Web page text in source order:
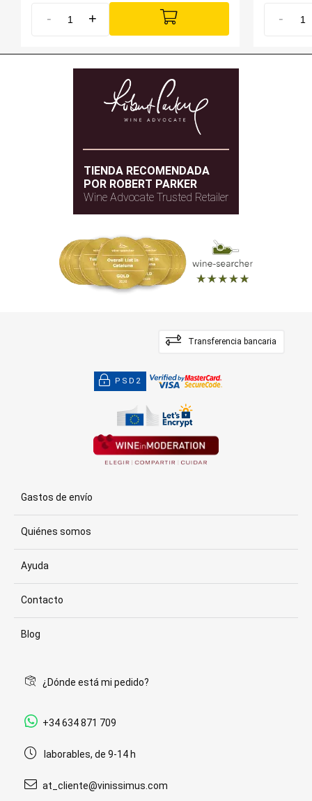
- + -
TIENDA RECOMENDADA
POR ROBERT PARKER
Wine Advocate Trusted Retailer
Transferencia bancaria
PSD2
Gastos de envío
Quiénes somos
Ayuda
Contacto
Blog
¿Dónde está mi pedido?
+34 634 871 709
laborables, de 9-14 h
at_cliente@vinissimus.com